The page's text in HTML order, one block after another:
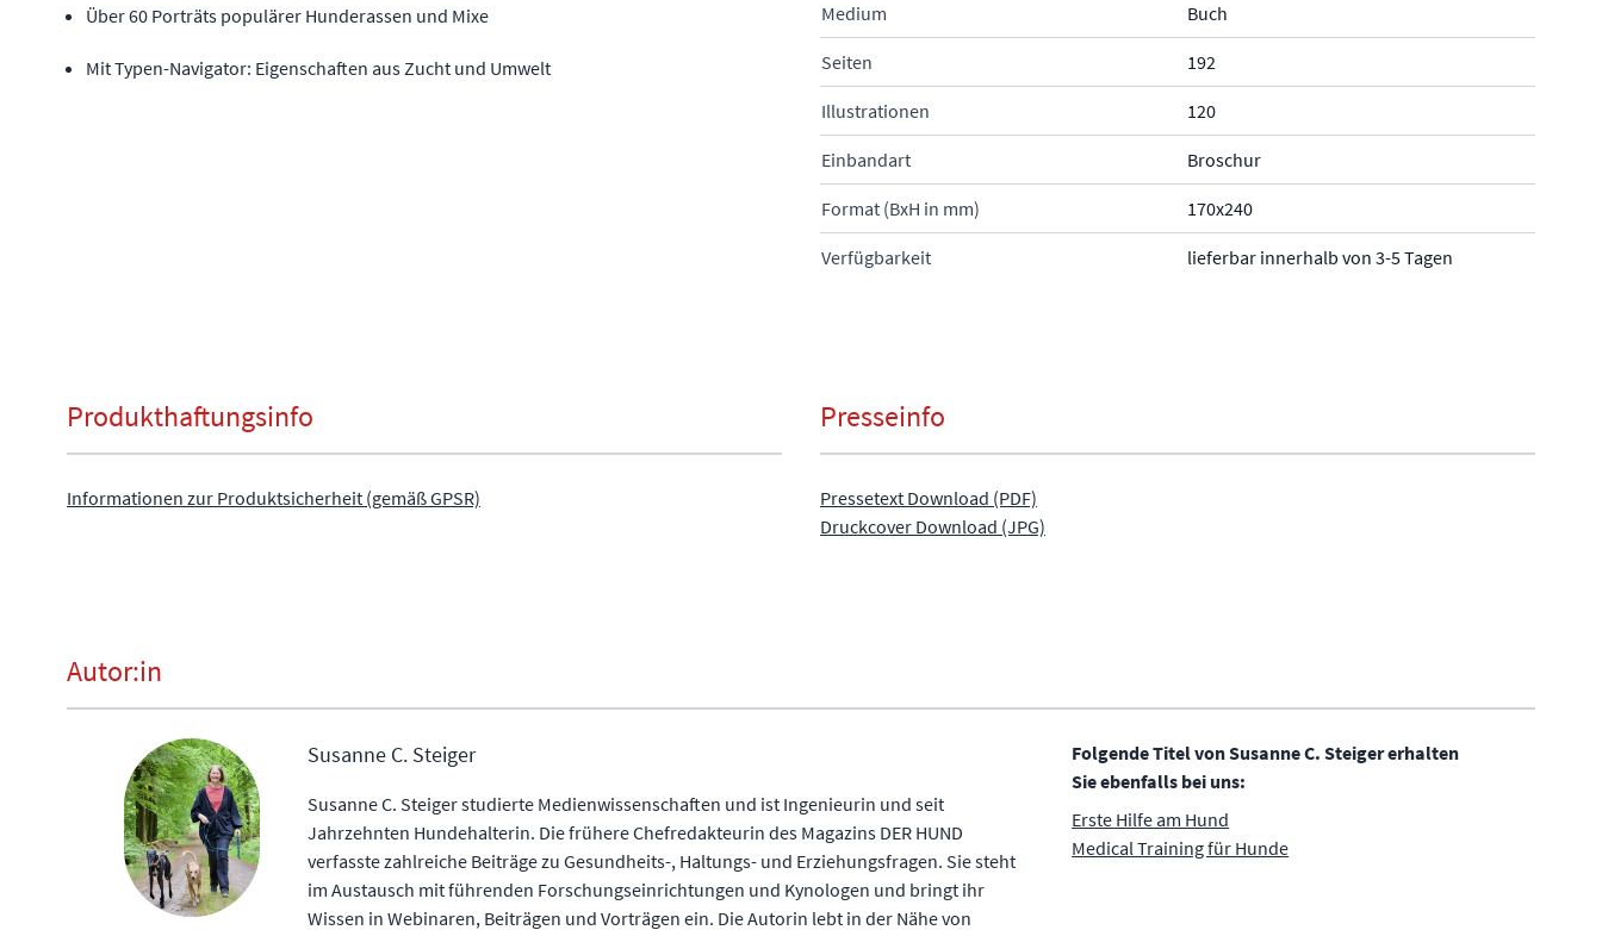
Über 60 Porträts populärer Hunderassen und Mixe
Mit Typen-Navigator: Eigenschaften aus Zucht und Umwelt
Medium Buch
Seiten 192
Illustrationen 120
Einbandart Broschur
Format (BxH in mm) 170x240
Verfügbarkeit lieferbar innerhalb von 3-5 Tagen
Produkthaftungsinfo
Informationen zur Produktsicherheit (gemäß GPSR)
Presseinfo
Pressetext Download (PDF)
Druckcover Download (JPG)
Autor:in
Susanne C. Steiger
Susanne C. Steiger studierte Medienwissenschaften und ist Ingenieurin und seit
Jahrzehnten Hundehalterin. Die frühere Chefredakteurin des Magazins DER HUND
verfasste zahlreiche Beiträge zu Gesundheits-, Haltungs- und Erziehungsfragen. Sie steht
im Austausch mit führenden Forschungseinrichtungen und Kynologen und bringt ihr
Wissen in Webinaren, Beiträgen und Vorträgen ein. Die Autorin lebt in der Nähe von
Folgende Titel von Susanne C. Steiger erhalten
Sie ebenfalls bei uns:
Erste Hilfe am Hund
Medical Training für Hunde